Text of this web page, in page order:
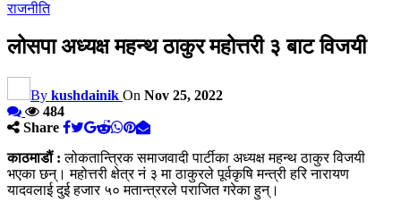
राजनीति
लोसपा अध्यक्ष महन्थ ठाकुर महोत्तरी ३ बाट विजयी
By kushdainik On Nov 25, 2022
484
Share
काठमाडौं : लोकतान्त्रिक समाजवादी पार्टीका अध्यक्ष महन्थ ठाकुर विजयी
भएका छन्। महोत्तरी क्षेत्र नं ३ मा ठाकुरले पूर्वकृषि मन्त्री हरि नारायण
यादवलाई दुई हजार ५० मतान्त्ररले पराजित गरेका हुन्।